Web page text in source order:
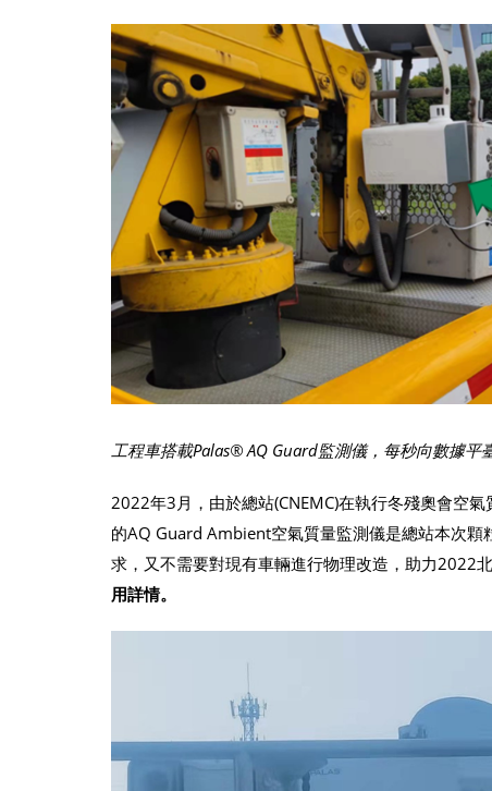
工程車搭載Palas® AQ Guard監測儀，每秒向數據平
2022年3月，由於總站(CNEMC)在執行冬殘奧會空
的AQ Guard Ambient空氣質量監測儀是總站本次
求，又不需要對現有車輛進行物理改造，助力2022
用詳情。